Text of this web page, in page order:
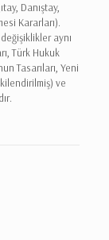
Danıştay,
Kararları).
aynı
Türk Hukuk
Tasarıları, Yeni
ve